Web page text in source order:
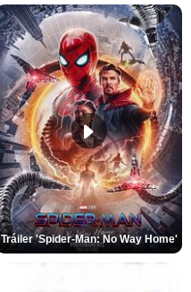
Tráiler 'Spider-Man: No Way Home'